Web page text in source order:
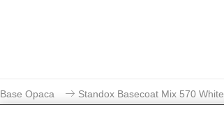
Base Opaca Standox Basecoat Mix 570 White